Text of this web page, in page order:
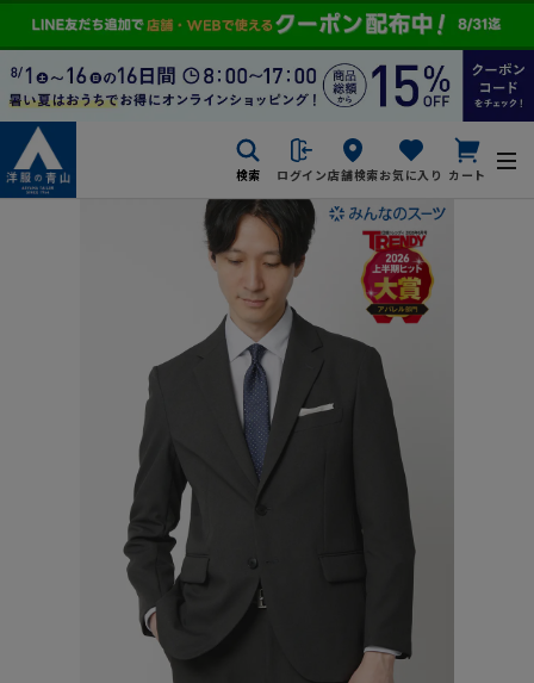
検索 ログイン店舗検索お気に入り カート